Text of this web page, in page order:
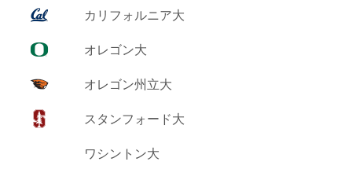
カリフォルニア大
オレゴン大
オレゴン州立大
スタンフォード大
ワシントン大